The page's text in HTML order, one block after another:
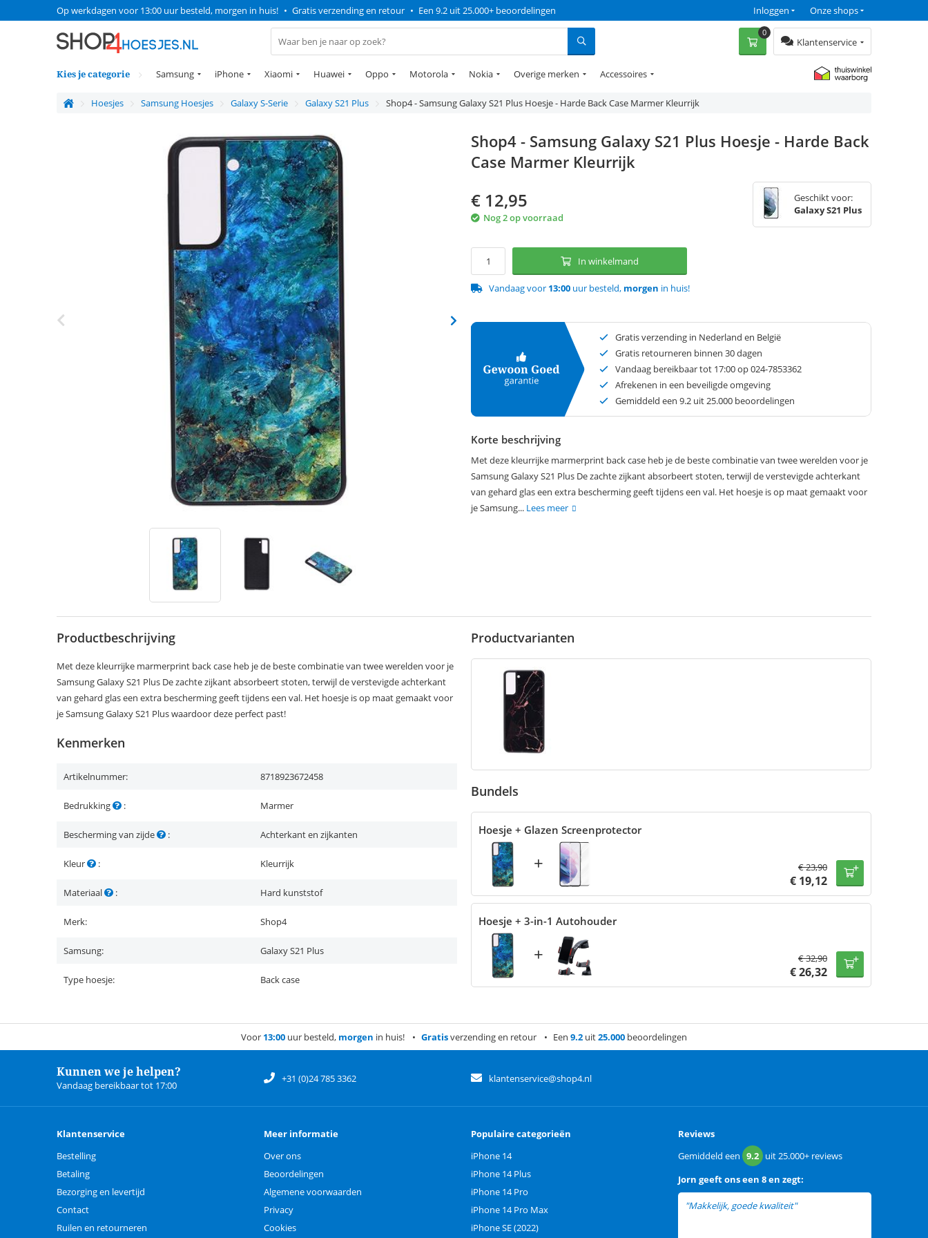
Op werkdagen voor 13:00 uur besteld, morgen in huis! • Gratis verzending en retour • Een 9.2 uit 25.000+ beoordelingen Onze shops
Inloggen
Klantenservice
0
Kies je categorie Samsung iPhone Xiaomi Huawei Oppo Motorola Nokia Overige merken Accessoires
Hoesjes Samsung Hoesjes Galaxy S-Serie Galaxy S21 Plus Shop4 - Samsung Galaxy S21 Plus Hoesje - Harde Back Case Marmer Kleurrijk
Shop4 - Samsung Galaxy S21 Plus Hoesje - Harde Back
Case Marmer Kleurrijk
€ 12,95
Nog 2 op voorraad
Geschikt voor:
Galaxy S21 Plus
In winkelmand
Vandaag voor 13:00 uur besteld, morgen in huis!
Gratis verzending in Nederland en België
Gratis retourneren binnen 30 dagen
Vandaag bereikbaar tot 17:00 op 024-7853362
Afrekenen in een beveiligde omgeving
Gemiddeld een 9.2 uit 25.000 beoordelingen
Korte beschrijving
Met deze kleurrijke marmerprint back case heb je de beste combinatie van twee werelden voor je
Samsung Galaxy S21 Plus De zachte zijkant absorbeert stoten, terwijl de verstevigde achterkant
van gehard glas een extra bescherming geeft tijdens een val. Het hoesje is op maat gemaakt voor
je Samsung... Lees meer
Productbeschrijving
Met deze kleurrijke marmerprint back case heb je de beste combinatie van twee werelden voor je
Samsung Galaxy S21 Plus De zachte zijkant absorbeert stoten, terwijl de verstevigde achterkant
van gehard glas een extra bescherming geeft tijdens een val. Het hoesje is op maat gemaakt voor
je Samsung Galaxy S21 Plus waardoor deze perfect past!
Kenmerken
Artikelnummer: 8718923672458
Bedrukking : Marmer
Bescherming van zijde : Achterkant en zijkanten
Kleur : Kleurrijk
Materiaal : Hard kunststof
Merk: Shop4
Samsung: Galaxy S21 Plus
Type hoesje: Back case
Productvarianten
Bundels
Hoesje + Glazen Screenprotector
+ €23,90
€ 19,12
Hoesje + 3-in-1 Autohouder
+ €32,90
€26,32
Voor 13:00 uur besteld, morgen in huis! Gratisverzending en retour Een 9.2 uit25.000 beoordelingen
Kunnen we je helpen?
Vandaag bereikbaar tot 17:00
+31 (0)24 785 3362 klantenservice@shop4.nl
Klantenservice
Bestelling
Betaling
Bezorging en levertijd
Contact
Ruilen en retourneren
Meer informatie
Over ons
Beoordelingen
Algemene voorwaarden
Privacy
Cookies
Populaire categorieën
iPhone 14
iPhone 14 Plus
iPhone 14 Pro
iPhone 14 Pro Max
iPhone SE (2022)
Reviews
Gemiddeld een 9.2 uit25.000+ reviews
Jorn geeft ons een 8 en zegt:
"Makkelijk, goede kwaliteit"